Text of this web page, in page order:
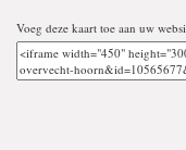
Voeg deze kaart toe aan uw